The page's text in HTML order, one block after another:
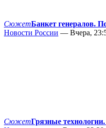
СюжетБанкет генералов.
Новости России — Вчера,
СюжетГрязные